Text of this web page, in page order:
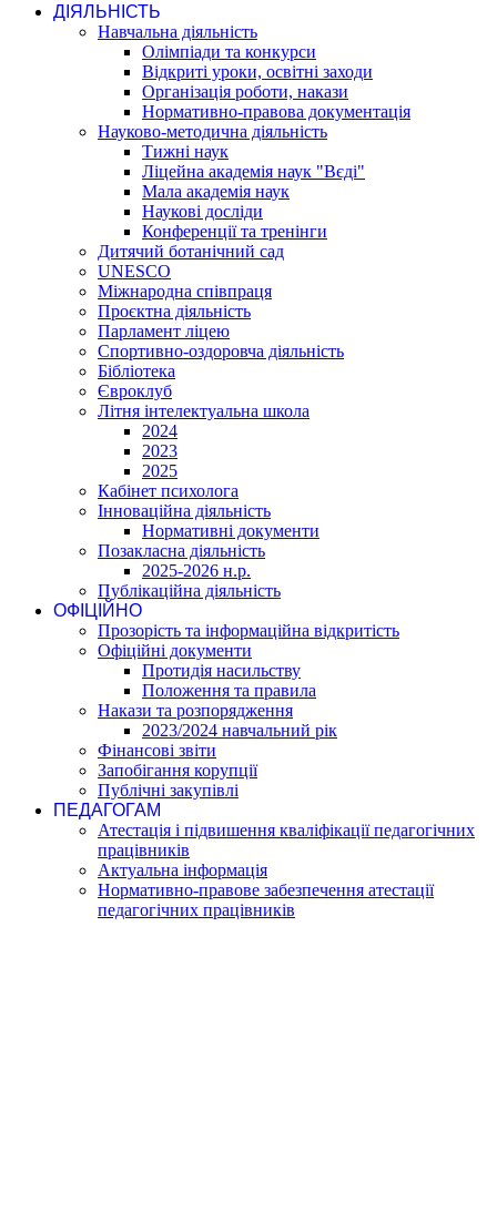
ДІЯЛЬНІСТЬ
Навчальна діяльність
Олімпіади та конкурси
Відкриті уроки, освітні заходи
Організація роботи, накази
Нормативно-правова документація
Науково-методична діяльність
Тижні наук
Ліцейна академія наук "Вєді"
Мала академія наук
Наукові досліди
Конференції та тренінги
Дитячий ботанічний сад
UNESCO
Міжнародна співпраця
Проєктна діяльність
Парламент ліцею
Спортивно-оздоровча діяльність
Бібліотека
Євроклуб
Літня інтелектуальна школа
2024
2023
2025
Кабінет психолога
Інноваційна діяльність
Нормативні документи
Позакласна діяльність
2025-2026 н.р.
Публікаційна діяльність
ОФІЦІЙНО
Прозорість та інформаційна відкритість
Офіційні документи
Протидія насильству
Положення та правила
Накази та розпорядження
2023/2024 навчальний рік
Фінансові звіти
Запобігання корупції
Публічні закупівлі
ПЕДАГОГАМ
Атестація і підвишення кваліфікації педагогічних
працівників
Актуальна інформація
Нормативно-правове забезпечення атестації
педагогічних працівників